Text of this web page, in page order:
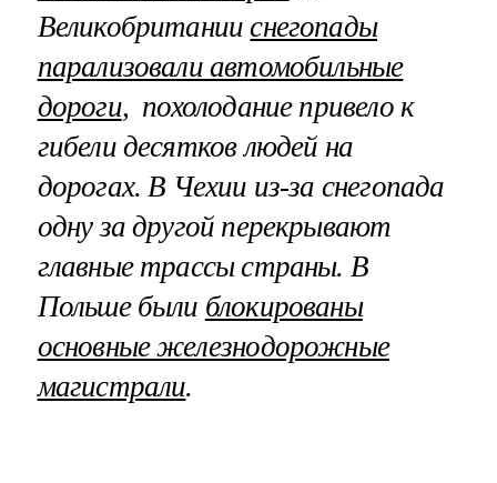
Великобританииснегопады
парализовали автомобильные
дороги, похолодание привело к
гибели десятков людей на
дорогах. В Чехии из-за снегопада
одну за другой перекрывают
главные трассы страны. В
Польше были блокированы
основные железнодорожные
магистрали.